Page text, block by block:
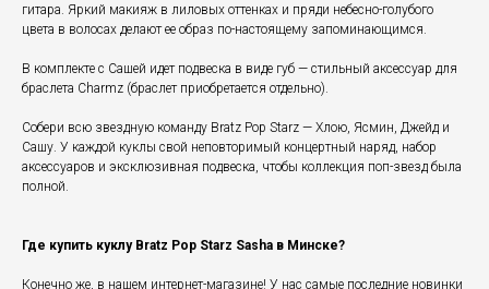
гитара. Яркий макияж в лиловых оттенках и пряди небесно-голубого
цвета в волосах делают ее образ по-настоящему запоминающимся.
В комплекте с Сашей идет подвеска в виде губ — стильный аксессуар для
браслета Charmz (браслет приобретается отдельно).
Собери всю звездную команду Bratz Pop Starz — Хлою, Ясмин, Джейд и
Сашу. У каждой куклы свой неповторимый концертный наряд, набор
аксессуаров и эксклюзивная подвеска, чтобы коллекция поп-звезд была
полной.
Где купить куклу Bratz Pop Starz Sasha в Минске?
Конечно же, в нашем интернет-магазине! У нас самые последние новинки